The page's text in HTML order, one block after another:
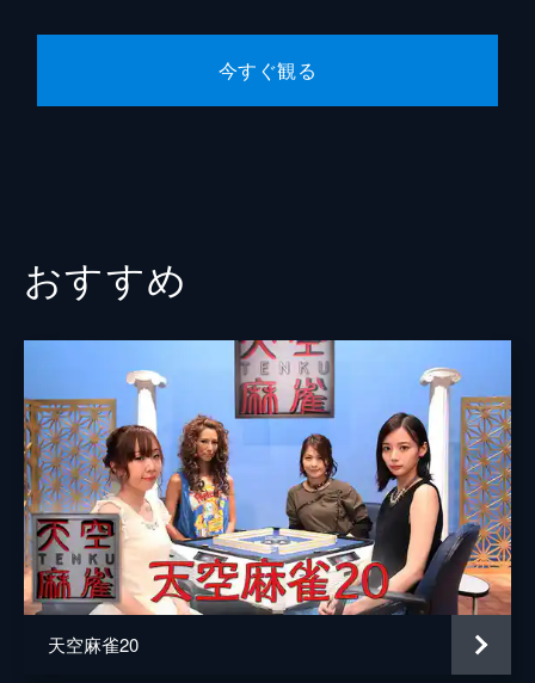
今すぐ観る
おすすめ
天空麻雀20